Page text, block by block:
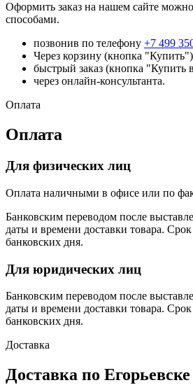
Оформить заказ на нашем сайте
способами.
позвонив по телефону +7 499
Через корзину (кнопка
быстрый заказ (кнопка "Купить
через онлайн-консультанта.
Оплата
Оплата
Для физических лиц
Оплата наличными в офисе или по
Банковским переводом после
даты и времени доставки товара. Срок
банковских дня.
Для юридических лиц
Банковским переводом после
даты и времени доставки товара. Срок
банковских дня.
Доставка
Доставка по Егорьевске